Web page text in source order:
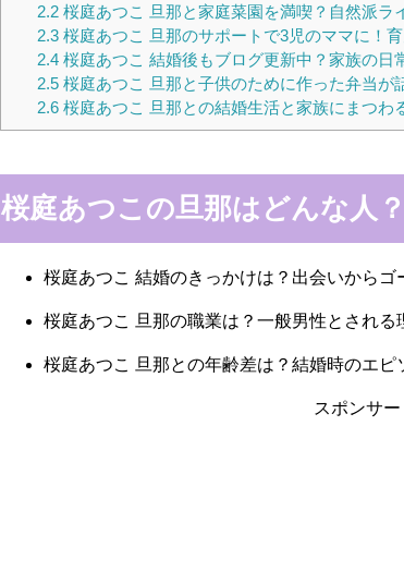
2.2桜庭あつこ 旦那と家庭菜園を満喫？自然派ラ
2.3桜庭あつこ 旦那のサポートで3児のママに！
2.4桜庭あつこ 結婚後もブログ更新中？家族の日
2.5桜庭あつこ 旦那と子供のために作った弁当が
2.6桜庭あつこ 旦那との結婚生活と家族にまつわ
桜庭あつこの旦那はどんな人
桜庭あつこ 結婚のきっかけは？出会いからゴ
桜庭あつこ 旦那の職業は？一般男性とされる
桜庭あつこ 旦那との年齢差は？結婚時のエピ
スポンサ